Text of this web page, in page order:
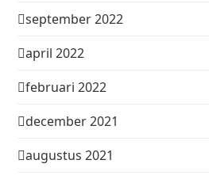
september 2022
april 2022
februari 2022
december 2021
augustus 2021